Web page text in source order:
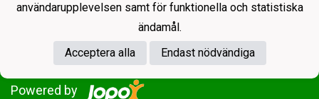
Powered by
användarupplevelsen samt för funktionella och statistiska
ändamål.
Acceptera alla
Endast nödvändiga